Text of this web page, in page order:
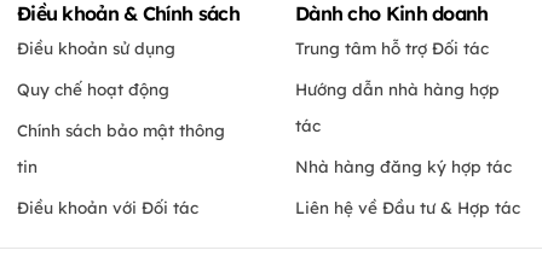
Điều khoản & Chính sách
Điều khoản sử dụng
Quy chế hoạt động
Chính sách bảo mật thông
tin
Điều khoản với Đối tác
Dành cho Kinh doanh
Trung tâm hỗ trợ Đối tác
Hướng dẫn nhà hàng hợp
tác
Nhà hàng đăng ký hợp tác
Liên hệ về Đầu tư & Hợp tác